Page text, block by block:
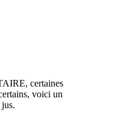
certaines
voici un